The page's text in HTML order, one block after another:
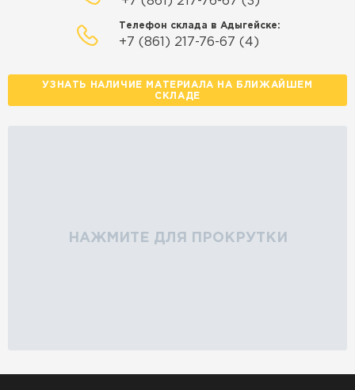
Телефон склада в Адыгейске:
+7 (861) 217-76-67 (4)
УЗНАТЬ НАЛИЧИЕ МАТЕРИАЛА НА БЛИЖАЙШЕМ
СКЛАДЕ
НАЖМИТЕ ДЛЯ ПРОКРУТКИ